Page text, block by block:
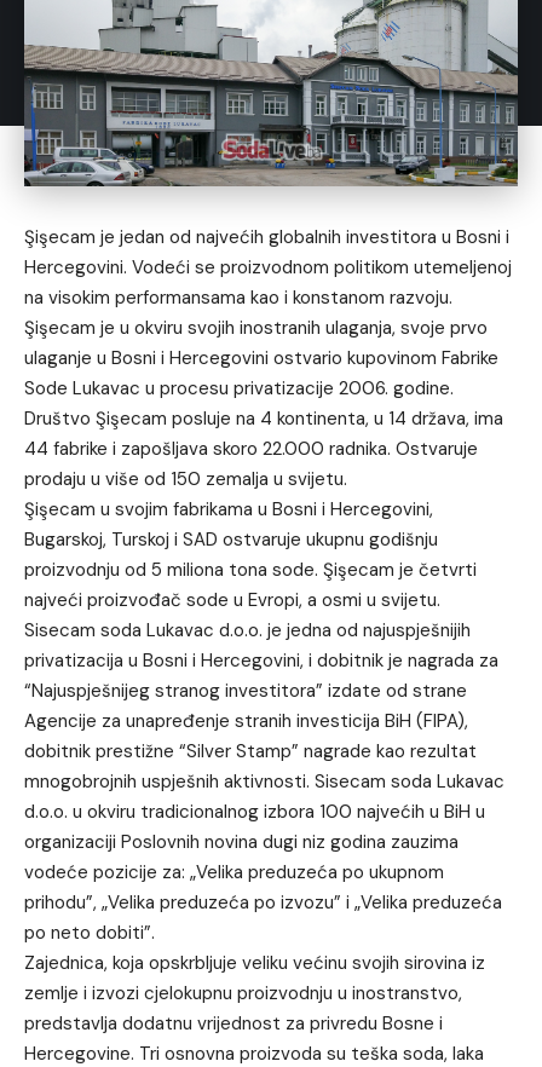
Şişecam je jedan od najvećih globalnih investitora u Bosni i
Hercegovini. Vodeći se proizvodnom politikom utemeljenoj
na visokim performansama kao i konstanom razvoju.
Şişecam je u okviru svojih inostranih ulaganja, svoje prvo
ulaganje u Bosni i Hercegovini ostvario kupovinom Fabrike
Sode Lukavac u procesu privatizacije 2006. godine.
Društvo Şişecam posluje na 4 kontinenta, u 14 država, ima
44 fabrike i zapošljava skoro 22.000 radnika. Ostvaruje
prodaju u više od 150 zemalja u svijetu.
Şişecam u svojim fabrikama u Bosni i Hercegovini,
Bugarskoj, Turskoj i SAD ostvaruje ukupnu godišnju
proizvodnju od 5 miliona tona sode. Şişecam je četvrti
najveći proizvođač sode u Evropi, a osmi u svijetu.
Sisecam soda Lukavac d.o.o. je jedna od najuspješnijih
privatizacija u Bosni i Hercegovini, i dobitnik je nagrada za
“Najuspješnijeg stranog investitora” izdate od strane
Agencije za unapređenje stranih investicija BiH (FIPA),
dobitnik prestižne “Silver Stamp” nagrade kao rezultat
mnogobrojnih uspješnih aktivnosti. Sisecam soda Lukavac
d.o.o. u okviru tradicionalnog izbora 100 najvećih u BiH u
organizaciji Poslovnih novina dugi niz godina zauzima
vodeće pozicije za: „Velika preduzeća po ukupnom
prihodu”, „Velika preduzeća po izvozu” i „Velika preduzeća
po neto dobiti”.
Zajednica, koja opskrbljuje veliku većinu svojih sirovina iz
zemlje i izvozi cjelokupnu proizvodnju u inostranstvo,
predstavlja dodatnu vrijednost za privredu Bosne i
Hercegovine. Tri osnovna proizvoda su teška soda, laka